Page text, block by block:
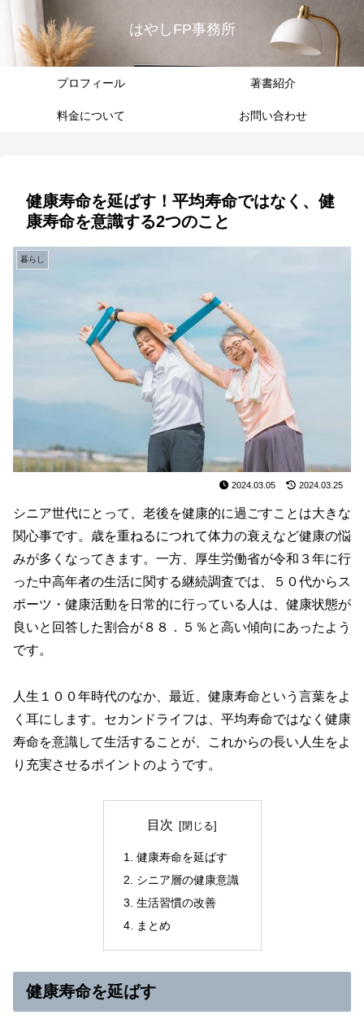
はやしFP事務所
プロフィール 著書紹介
料金について お問い合わせ
健康寿命を延ばす！平均寿命ではなく、健
康寿命を意識する2つのこと
暮らし
2024.03.05 2024.03.25
シニア世代にとって、老後を健康的に過ごすことは大きな
関心事です。歳を重ねるにつれて体力の衰えなど健康の悩
みが多くなってきます。一方、厚生労働省が令和３年に行
った中高年者の生活に関する継続調査では、５０代からス
ポーツ・健康活動を日常的に行っている人は、健康状態が
良いと回答した割合が８８．５％と高い傾向にあったよう
です。
人生１００年時代のなか、最近、健康寿命という言葉をよ
く耳にします。セカンドライフは、平均寿命ではなく健康
寿命を意識して生活することが、これからの長い人生をよ
り充実させるポイントのようです。
目次
健康寿命を延ばす
シニア層の健康意識
生活習慣の改善
まとめ
健康寿命を延ばす